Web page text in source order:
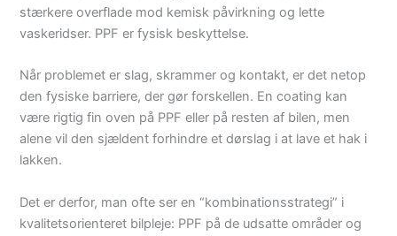
stærkere overflade mod kemisk påvirkning og lette
vaskeridser. PPF er fysisk beskyttelse.
Når problemet er slag, skrammer og kontakt, er det netop
den fysiske barriere, der gør forskellen. En coating kan
være rigtig fin oven på PPF eller på resten af bilen, men
alene vil den sjældent forhindre et dørslag i at lave et hak i
lakken.
Det er derfor, man ofte ser en “kombinationsstrategi” i
kvalitetsorienteret bilpleje: PPF på de udsatte områder og